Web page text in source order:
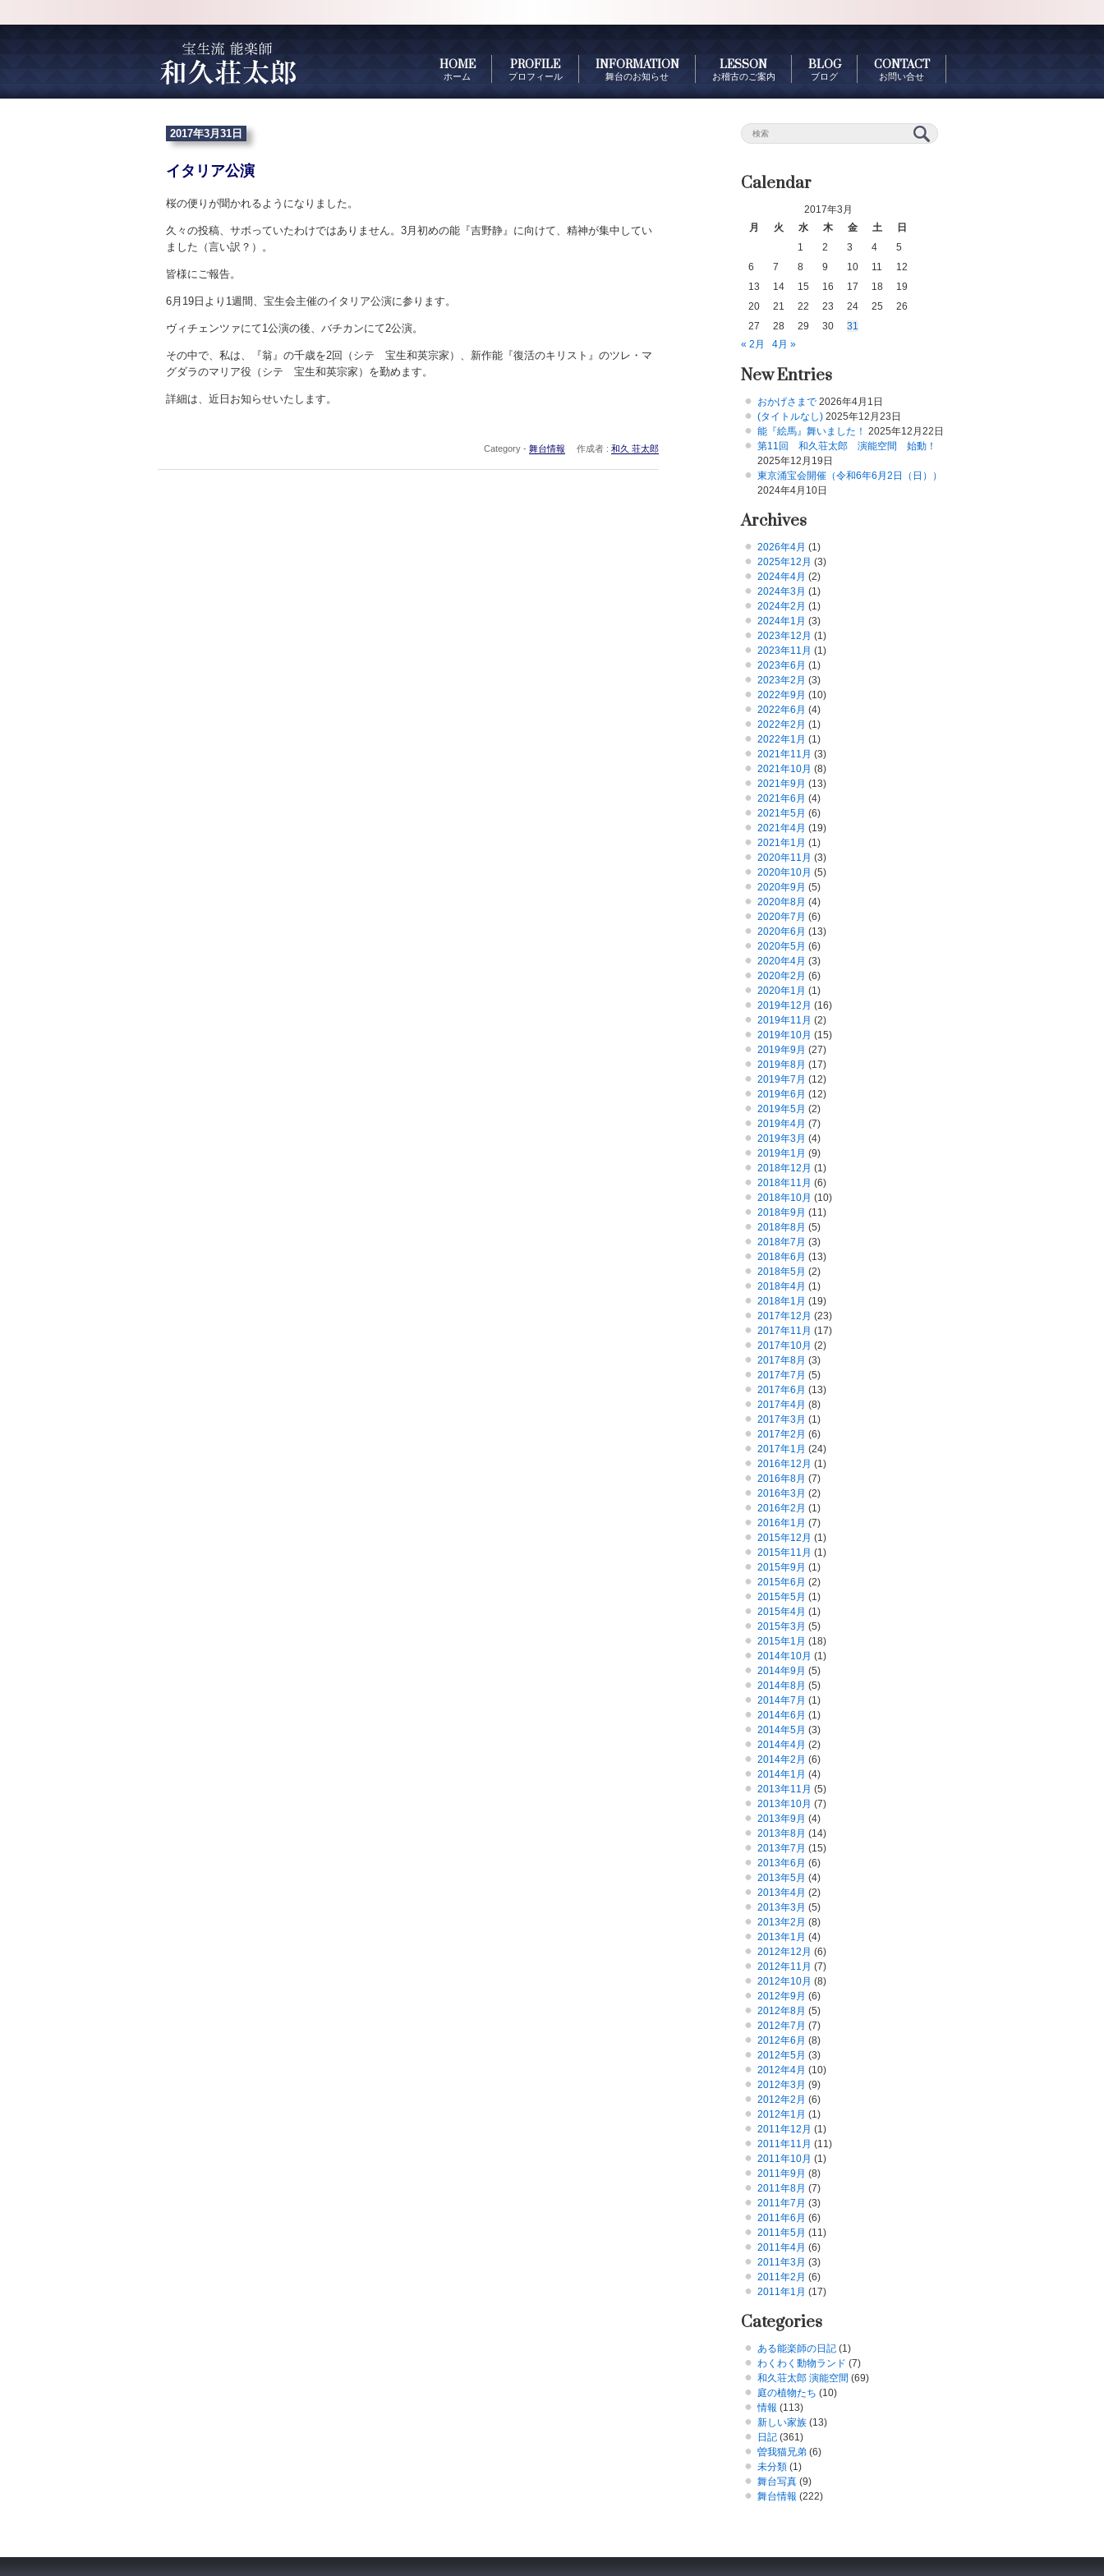
HOME
ホーム
PROFILE
プロフィール
INFORMATION
舞台のお知らせ
LESSON
お稽古のご案内
BLOG
ブログ
CONTACT
お問い合せ
2017年3月31日
イタリア公演
桜の便りが聞かれるようになりました。
久々の投稿、サボっていたわけではありません。3月初めの能『吉野静』に向けて、精神が集中してい
ました（言い訳？）。
皆様にご報告。
6月19日より1週間、宝生会主催のイタリア公演に参ります。
ヴィチェンツァにて1公演の後、バチカンにて2公演。
その中で、私は、『翁』の千歳を2回（シテ 宝生和英宗家）、新作能『復活のキリスト』のツレ・マ
グダラのマリア役（シテ 宝生和英宗家）を勤めます。
詳細は、近日お知らせいたします。
Category - 舞台情報 作成者 : 和久 荘太郎
Calendar
2017年3月
月
火 水 木 金 土
日
1
2 3 4
5
6
7 8 9 10 11
12
13
14 15 16 17 18
19
20
21 22 23 24 25
26
27
28 29 30
31
« 2月
4月 »
New Entries
おかげさまで 2026年4月1日
(タイトルなし) 2025年12月23日
能『絵馬』舞いました！ 2025年12月22日
第11回 和久荘太郎 演能空間 始動！
2025年12月19日
東京涌宝会開催（令和6年6月2日（日））
2024年4月10日
Archives
2026年4月 (1)
2025年12月 (3)
2024年4月 (2)
2024年3月 (1)
2024年2月 (1)
2024年1月 (3)
2023年12月 (1)
2023年11月 (1)
2023年6月 (1)
2023年2月 (3)
2022年9月 (10)
2022年6月 (4)
2022年2月 (1)
2022年1月 (1)
2021年11月 (3)
2021年10月 (8)
2021年9月 (13)
2021年6月 (4)
2021年5月 (6)
2021年4月 (19)
2021年1月 (1)
2020年11月 (3)
2020年10月 (5)
2020年9月 (5)
2020年8月 (4)
2020年7月 (6)
2020年6月 (13)
2020年5月 (6)
2020年4月 (3)
2020年2月 (6)
2020年1月 (1)
2019年12月 (16)
2019年11月 (2)
2019年10月 (15)
2019年9月 (27)
2019年8月 (17)
2019年7月 (12)
2019年6月 (12)
2019年5月 (2)
2019年4月 (7)
2019年3月 (4)
2019年1月 (9)
2018年12月 (1)
2018年11月 (6)
2018年10月 (10)
2018年9月 (11)
2018年8月 (5)
2018年7月 (3)
2018年6月 (13)
2018年5月 (2)
2018年4月 (1)
2018年1月 (19)
2017年12月 (23)
2017年11月 (17)
2017年10月 (2)
2017年8月 (3)
2017年7月 (5)
2017年6月 (13)
2017年4月 (8)
2017年3月 (1)
2017年2月 (6)
2017年1月 (24)
2016年12月 (1)
2016年8月 (7)
2016年3月 (2)
2016年2月 (1)
2016年1月 (7)
2015年12月 (1)
2015年11月 (1)
2015年9月 (1)
2015年6月 (2)
2015年5月 (1)
2015年4月 (1)
2015年3月 (5)
2015年1月 (18)
2014年10月 (1)
2014年9月 (5)
2014年8月 (5)
2014年7月 (1)
2014年6月 (1)
2014年5月 (3)
2014年4月 (2)
2014年2月 (6)
2014年1月 (4)
2013年11月 (5)
2013年10月 (7)
2013年9月 (4)
2013年8月 (14)
2013年7月 (15)
2013年6月 (6)
2013年5月 (4)
2013年4月 (2)
2013年3月 (5)
2013年2月 (8)
2013年1月 (4)
2012年12月 (6)
2012年11月 (7)
2012年10月 (8)
2012年9月 (6)
2012年8月 (5)
2012年7月 (7)
2012年6月 (8)
2012年5月 (3)
2012年4月 (10)
2012年3月 (9)
2012年2月 (6)
2012年1月 (1)
2011年12月 (1)
2011年11月 (11)
2011年10月 (1)
2011年9月 (8)
2011年8月 (7)
2011年7月 (3)
2011年6月 (6)
2011年5月 (11)
2011年4月 (6)
2011年3月 (3)
2011年2月 (6)
2011年1月 (17)
Categories
ある能楽師の日記 (1)
わくわく動物ランド (7)
和久荘太郎 演能空間 (69)
庭の植物たち (10)
情報 (113)
新しい家族 (13)
日記 (361)
曽我猫兄弟 (6)
未分類 (1)
舞台写真 (9)
舞台情報 (222)